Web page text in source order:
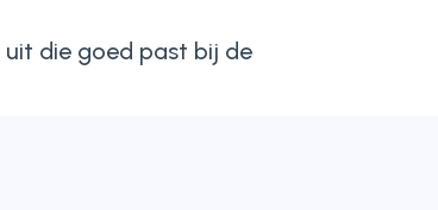
uit die goed past bij de